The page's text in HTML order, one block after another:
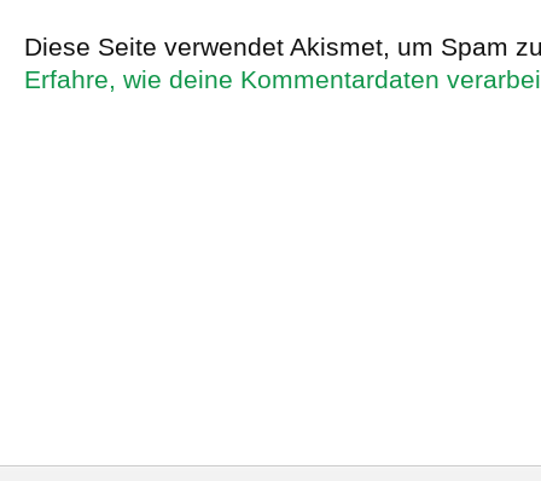
Diese Seite verwendet Akismet, um Spam
Erfahre, wie deine Kommentardaten